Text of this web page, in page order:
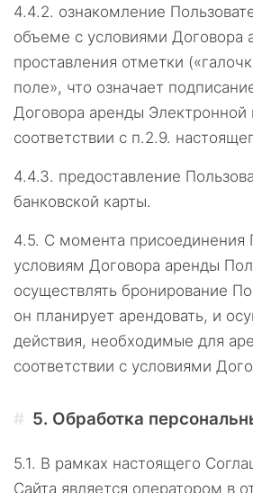
4.4.2. ознакомление
объеме с условиями Договора
проставления отметки
поле», что означает
Договора аренды Электронной
соответствии с п.2.9.
4.4.3. предоставление
банковской карты.
4.5. С момента присоединения
условиям Договора аренды
осуществлять бронирование
он планирует арендовать, и
действия, необходимые для
соответствии с условиями
5. Обработка
5.1. В рамках настоящего
Сайта является оператором в